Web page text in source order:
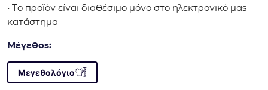
• Το προϊόν είναι διαθέσιμο μόνο στο ηλεκτρονικό μας
κατάστημα
Μέγεθος:
Μεγεθολόγιο